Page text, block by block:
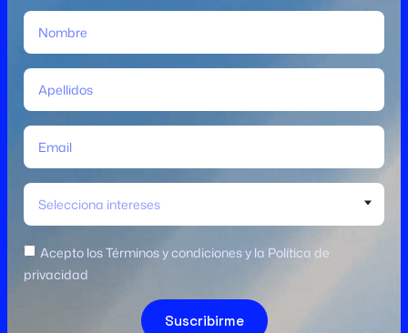
Selecciona intereses
Acepto los Términos y condiciones y la Política de
privacidad
Suscribirme